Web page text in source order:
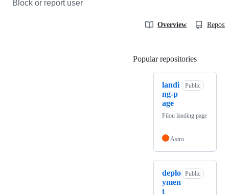
Block or report user
Overview
Popular repositories
landi
ng-p
age
Public
Filou landing page
Astro
deplo
ymen
t
Public